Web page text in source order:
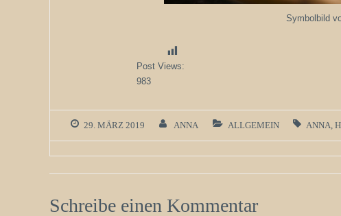
Symbolbild
Post Views:
983
29. MÄRZ 2019 ANNA ALLGEMEIN ANNA ,
Schreibe einen Kommentar